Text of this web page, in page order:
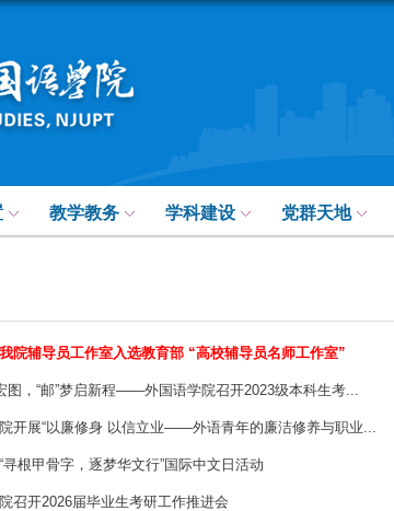
教学教务 学科建设 党群天地
我院辅导员工作室入选教育部 “高校辅导员名师工作室”
图，“邮”梦启新程——外国语学院召开2023级本科生考...
开展“以廉修身 以信立业——外语青年的廉洁修养与职业...
寻根甲骨字，逐梦华文行”国际中文日活动
召开2026届毕业生考研工作推进会